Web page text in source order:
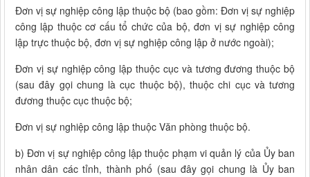
Đơn vị sự nghiệp công lập thuộc bộ (bao gồm: Đơn vị sự nghiệp
công lập thuộc cơ cấu tổ chức của bộ, đơn vị sự nghiệp công
lập trực thuộc bộ, đơn vị sự nghiệp công lập ở nước ngoài);
Đơn vị sự nghiệp công lập thuộc cục và tương đương thuộc bộ
(sau đây gọi chung là cục thuộc bộ), thuộc chi cục và tương
đương thuộc cục thuộc bộ;
Đơn vị sự nghiệp công lập thuộc Văn phòng thuộc bộ.
b) Đơn vị sự nghiệp công lập thuộc phạm vi quản lý của Ủy ban
nhân dân các tỉnh, thành phố (sau đây gọi chung là Ủy ban